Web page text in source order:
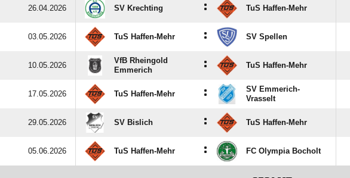
26.04.2026 SV Krechting : TuS Haffen-Mehr
03.05.2026 TuS Haffen-Mehr : SV Spellen
10.05.2026
VfB Rheingold
Emmerich
: TuS Haffen-Mehr
17.05.2026 TuS Haffen-Mehr :
SV Emmerich-
Vrasselt
29.05.2026 SV Bislich : TuS Haffen-Mehr
05.06.2026 TuS Haffen-Mehr : FC Olympia Bocholt